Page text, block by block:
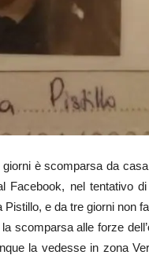
è scomparsa da
Facebook, nel tentativo
e da tre giorni non
scomparsa alle forze
la vedesse in zona